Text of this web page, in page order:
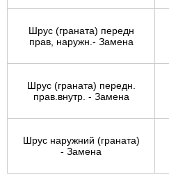
Шрус (граната) передн
прав, наружн.- Замена
Шрус (граната) передн.
прав.внутр. - Замена
Шрус наружний (граната)
- Замена